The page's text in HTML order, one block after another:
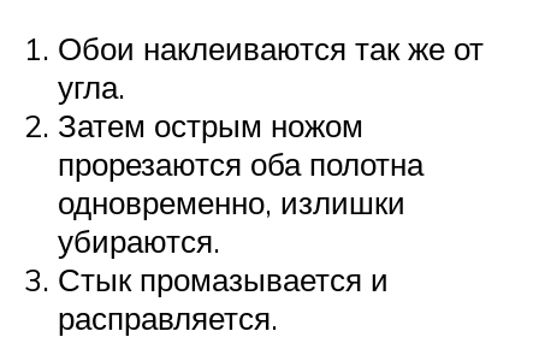
Обои наклеиваются так же от
угла.
Затем острым ножом
прорезаются оба полотна
одновременно, излишки
убираются.
Стык промазывается и
расправляется.